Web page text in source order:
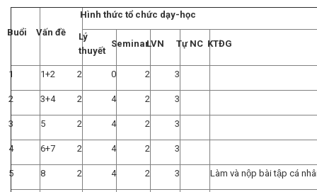
Buổi Vấn đề
Hình thức tổ chức dạy-học
Lý
thuyết
SeminarLVN Tự NC KTĐG
1 1+2 2 0 2 3
2 3+4 2 4 2 3
3 5 2 4 2 3
4 6+7 2 4 2 3
5 8 2 4 2 3 Làm và nộp bài tập cá